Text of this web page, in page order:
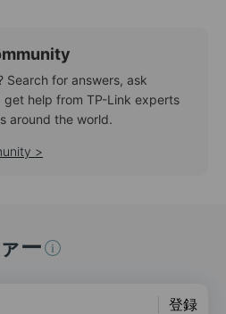
Search for answers, ask
get help from TP-Link experts
around the world.
>
ー
登録